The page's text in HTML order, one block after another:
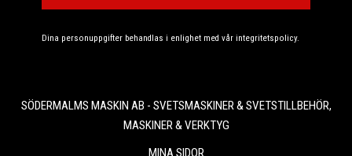
Dina personuppgifter behandlas i enlighet med vår integritetspolicy.
SÖDERMALMS MASKIN AB - SVETSMASKINER & SVETSTILLBEHÖR,
MASKINER & VERKTYG
MINA SIDOR